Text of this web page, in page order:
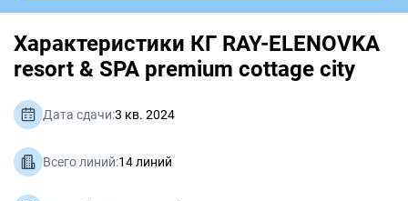
Характеристики КГ RAY-ELENOVKA
resort & SPA premium cottage city
Дата сдачи:3 кв. 2024
Всего линий:14 линий